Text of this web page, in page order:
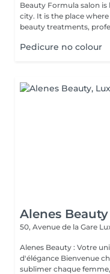
Beauty Formula salon
city. It is the place where You will have full privacy for luxury
beauty treatments,
Pedicure no colour
Alenes Beauty
50, Avenue de la Gare
Alenes Beauty : Votre
d'élégance Bienvenue chez Alenes Beauty, un lieu pensé pour
sublimer chaque femme,